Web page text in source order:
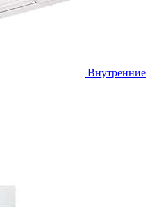
Внутренние